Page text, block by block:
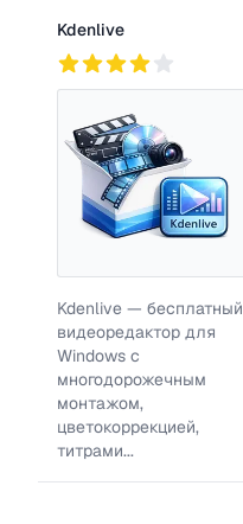
Kdenlive
Kdenlive — бесплатный
видеоредактор для
Windows с
многодорожечным
монтажом,
цветокоррекцией,
титрами...